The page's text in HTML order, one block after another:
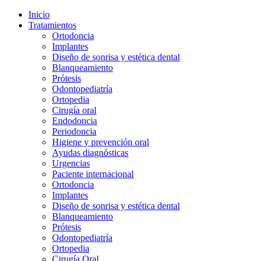
Inicio
Tratamientos
Ortodoncia
Implantes
Diseño de sonrisa y estética dental
Blanqueamiento
Prótesis
Odontopediatría
Ortopedia
Cirugía oral
Endodoncia
Periodoncia
Higiene y prevención oral
Ayudas diagnósticas
Urgencias
Paciente internacional
Ortodoncia
Implantes
Diseño de sonrisa y estética dental
Blanqueamiento
Prótesis
Odontopediatría
Ortopedia
Cirugía Oral